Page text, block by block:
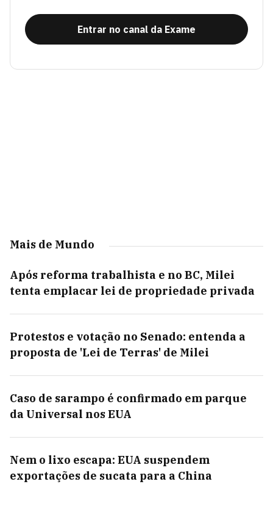
Entrar no canal da Exame
Mais de Mundo
Após reforma trabalhista e no BC, Milei
tenta emplacar lei de propriedade privada
Protestos e votação no Senado: entenda a
proposta de 'Lei de Terras' de Milei
Caso de sarampo é confirmado em parque
da Universal nos EUA
Nem o lixo escapa: EUA suspendem
exportações de sucata para a China